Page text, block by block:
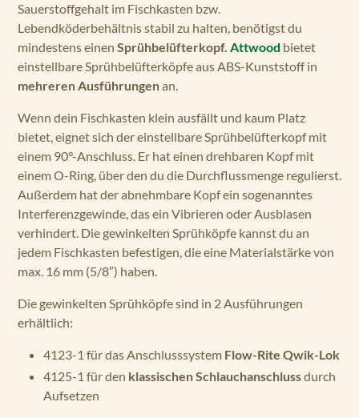
Sauerstoffgehalt im Fischkasten bzw.
Lebendköderbehältnis stabil zu halten, benötigst du
mindestens einen Sprühbelüfterkopf. Attwood bietet
einstellbare Sprühbelüfterköpfe aus ABS-Kunststoff in
mehreren Ausführungenan.
Wenn dein Fischkasten klein ausfällt und kaum Platz
bietet, eignet sich der einstellbare Sprühbelüfterkopf mit
einem 90°-Anschluss. Er hat einen drehbaren Kopf mit
einem O-Ring, über den du die Durchflussmenge regulierst.
Außerdem hat der abnehmbare Kopf ein sogenanntes
Interferenzgewinde, das ein Vibrieren oder Ausblasen
verhindert. Die gewinkelten Sprühköpfe kannst du an
jedem Fischkasten befestigen, die eine Materialstärke von
max. 16 mm (5/8″) haben.
Die gewinkelten Sprühköpfe sind in 2 Ausführungen
erhältlich:
4123-1 für das Anschlusssystem Flow-Rite Qwik-Lok
4125-1 für den klassischen Schlauchanschlussdurch
Aufsetzen